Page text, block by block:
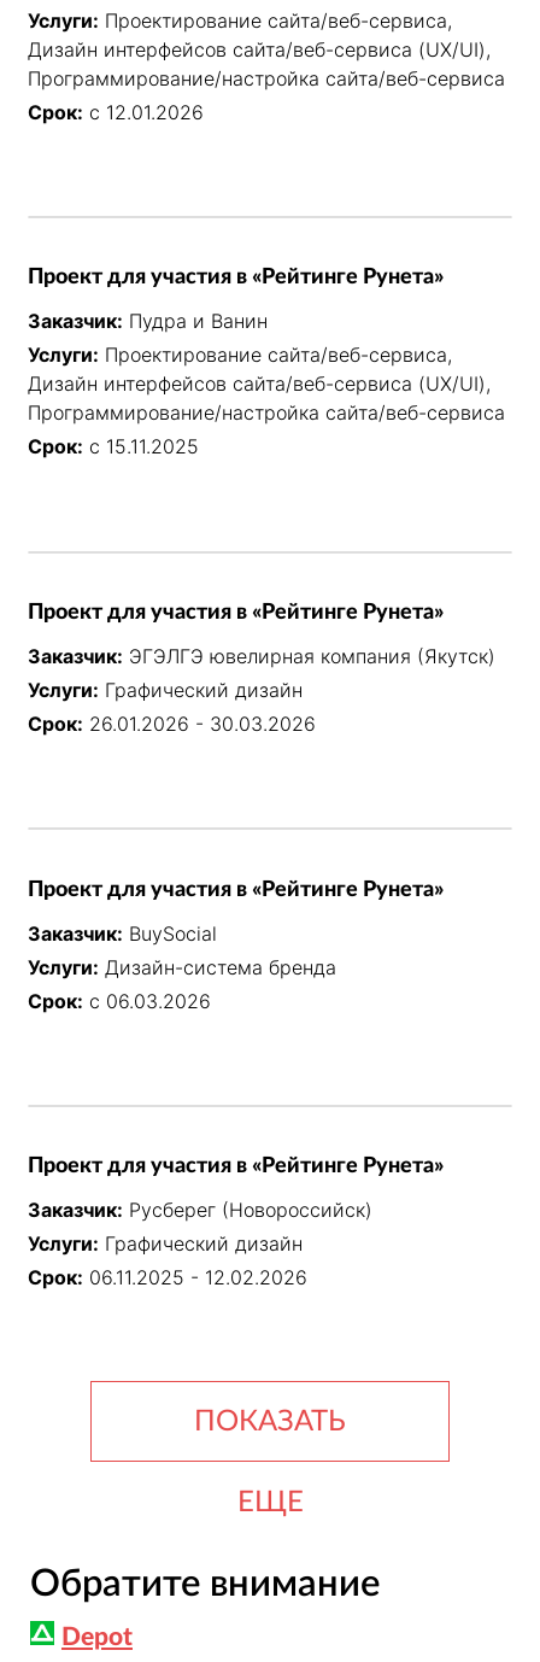
Услуги: Проектирование сайта/веб-сервиса,
Дизайн интерфейсов сайта/веб-сервиса (UX/UI),
Программирование/настройка сайта/веб-сервиса
Срок: с 12.01.2026
Проект для участия в «Рейтинге Рунета»
Заказчик: Пудра и Ванин
Услуги: Проектирование сайта/веб-сервиса,
Дизайн интерфейсов сайта/веб-сервиса (UX/UI),
Программирование/настройка сайта/веб-сервиса
Срок: с 15.11.2025
Проект для участия в «Рейтинге Рунета»
Заказчик: ЭГЭЛГЭ ювелирная компания (Якутск)
Услуги: Графический дизайн
Срок: 26.01.2026 - 30.03.2026
Проект для участия в «Рейтинге Рунета»
Заказчик: BuySocial
Услуги: Дизайн-система бренда
Срок: с 06.03.2026
Проект для участия в «Рейтинге Рунета»
Заказчик: Русберег (Новороссийск)
Услуги: Графический дизайн
Срок: 06.11.2025 - 12.02.2026
ПОКАЗАТЬ
ЕЩЕ
Обратите внимание
Depot